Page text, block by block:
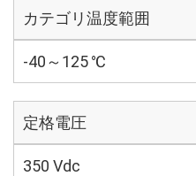
カテゴリ温度範囲
-40～125 ℃
定格電圧
350 Vdc